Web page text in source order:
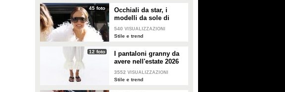
45 foto
Occhiali da star, i
modelli da sole di
tendenza per l'estate
2026
540 VISUALIZZAZIONI
Stile e trend
12 foto
I pantaloni granny da
avere nell'estate 2026
3552 VISUALIZZAZIONI
Stile e trend